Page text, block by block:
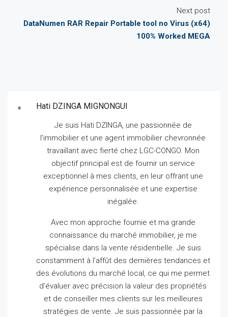
Next post
DataNumen RAR Repair Portable tool no Virus (x64)
100% Worked MEGA
Hati DZINGA MIGNONGUI
Je suis Hati DZINGA, une passionnée de
l’immobilier et une agent immobilier chevronnée
travaillant avec fierté chez LGC-CONGO. Mon
objectif principal est de fournir un service
exceptionnel à mes clients, en leur offrant une
expérience personnalisée et une expertise
inégalée.
Avec mon approche fournie et ma grande
connaissance du marché immobilier, je me
spécialise dans la vente résidentielle. Je suis
constamment à l’affût des dernières tendances et
des évolutions du marché local, ce qui me permet
d’évaluer avec précision la valeur des propriétés
et de conseiller mes clients sur les meilleures
stratégies de vente.Je suis passionnée par la